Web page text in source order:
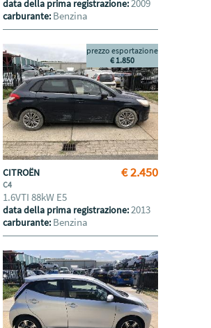
data della prima registrazione:2009
carburante: Benzina
€ 2.450
prezzo esportazione
€ 1.850
CITROËN
C4
1.6VTI 88kW E5
data della prima registrazione:2013
carburante: Benzina